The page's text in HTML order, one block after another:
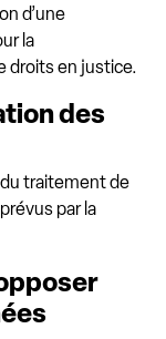
d’une
la
droits en justice.
des
traitement de
par la